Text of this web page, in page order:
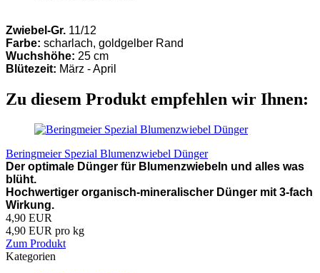
Zwiebel-Gr. 11/12
Farbe: scharlach, goldgelber Rand
Wuchshöhe: 25 cm
Blütezeit: März - April
Zu diesem Produkt empfehlen wir Ihnen:
Beringmeier Spezial Blumenzwiebel Dünger
Der optimale Dünger für Blumenzwiebeln und alles was
blüht.
Hochwertiger organisch-mineralischer Dünger mit 3-fach
Wirkung.
4,90 EUR
4,90 EUR pro kg
Zum Produkt
Kategorien